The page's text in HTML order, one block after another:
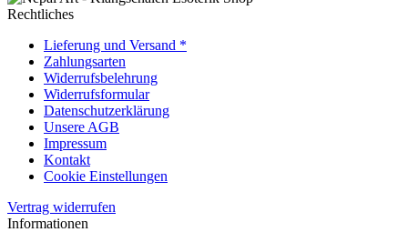
Rechtliches
Lieferung und Versand *
Zahlungsarten
Widerrufsbelehrung
Widerrufsformular
Datenschutzerklärung
Unsere AGB
Impressum
Kontakt
Cookie Einstellungen
Vertrag widerrufen
Informationen